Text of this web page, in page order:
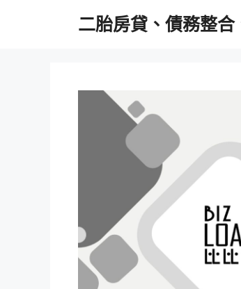
二胎房貸、債務整